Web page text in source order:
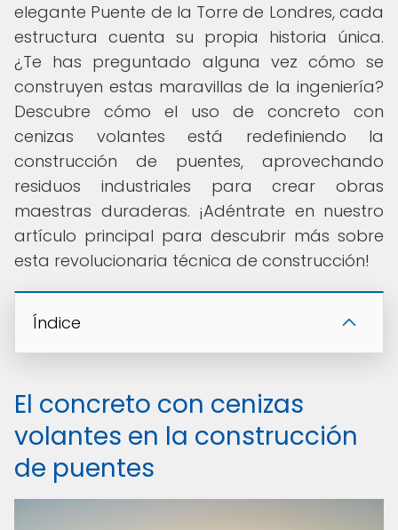
elegante Puente de la Torre de Londres, cada
estructura cuenta su propia historia única.
¿Te has preguntado alguna vez cómo se
construyen estas maravillas de la ingeniería?
Descubre cómo el uso de concreto con
cenizas volantes está redefiniendo la
construcción de puentes, aprovechando
residuos industriales para crear obras
maestras duraderas. ¡Adéntrate en nuestro
artículo principal para descubrir más sobre
esta revolucionaria técnica de construcción!
Índice
El concreto con cenizas
volantes en la construcción
de puentes